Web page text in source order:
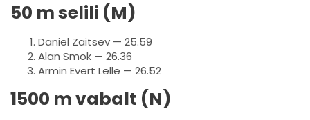
50 m selili (M)
Daniel Zaitsev — 25.59
Alan Smok — 26.36
Armin Evert Lelle — 26.52
1500 m vabalt (N)